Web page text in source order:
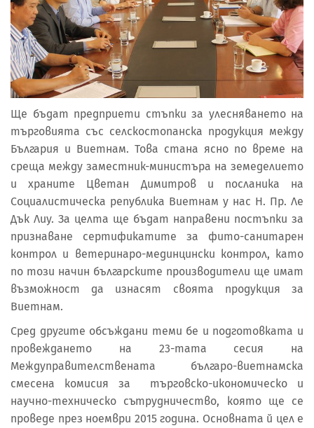
Ще бъдат предприети стъпки за улесняването на
търговията със селскостопанска продукция между
България и Виетнам. Това стана ясно по време на
среща между заместник-министърa на земеделието
и храните Цветан Димитров и посланика на
Социалистическа република Виетнам у нас Н. Пр. Ле
Дък Лиу. За целта ще бъдат направени постъпки за
признаване сертификатите за фито-санитарен
контрол и ветеринаро-мединцински контрол, като
по този начин българските производители ще имат
възможност да изнасят своята продукция за
Виетнам.
Сред другите обсъждани теми бе и подготовката и
провеждането на 23-тата сесия на
Междуправителствената българо-виетнамска
смесена комисия за търговско-икономическо и
научно-техническо сътрудничество, която ще се
проведе през ноември 2015 година. Основната й цел е